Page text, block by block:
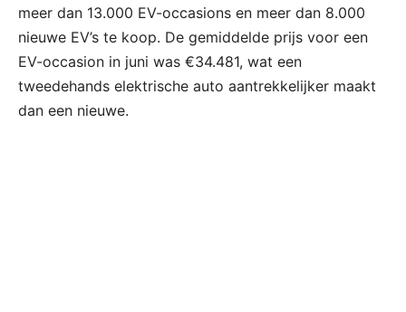
meer dan 13.000 EV-occasions en meer dan 8.000
nieuwe EV’s te koop. De gemiddelde prijs voor een
EV-occasion in juni was €34.481, wat een
tweedehands elektrische auto aantrekkelijker maakt
dan een nieuwe.